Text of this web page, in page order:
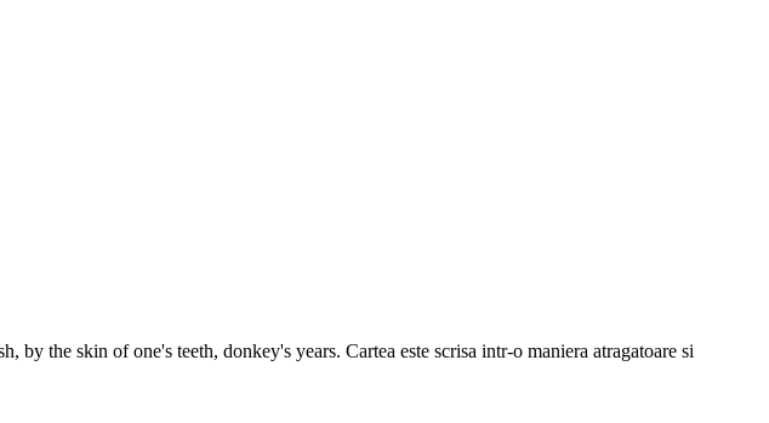
the skin of one's teeth, donkey's years. Cartea este scrisa intr-o maniera atragatoare si